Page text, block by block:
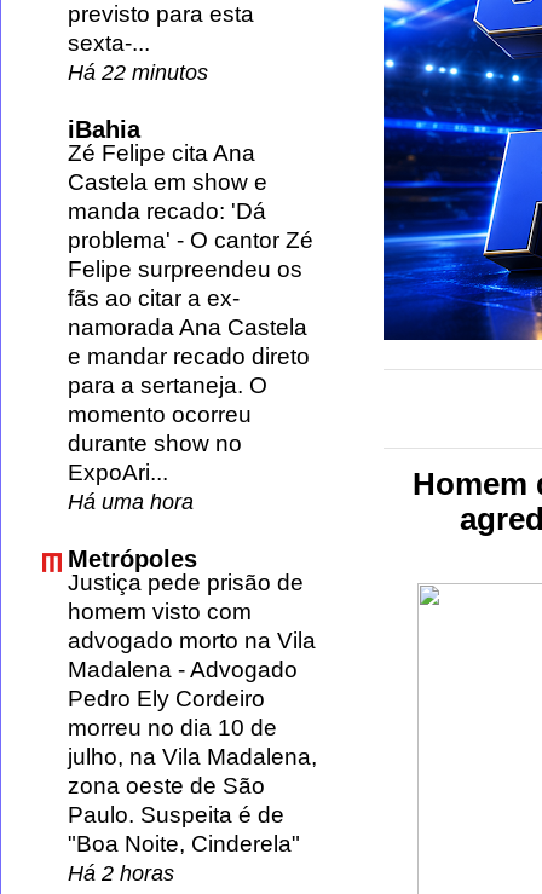
Homem
previsto para esta
sexta-...
Há 22 minutos
iBahia
Zé Felipe cita Ana
Castela em show e
manda recado: 'Dá
problema' - O cantor Zé
Felipe surpreendeu os
fãs ao citar a ex-
namorada Ana Castela
e mandar recado direto
para a sertaneja. O
momento ocorreu
durante show no
ExpoAri...
Há uma hora
Metrópoles
Justiça pede prisão de
homem visto com
advogado morto na Vila
Madalena -Advogado
Pedro Ely Cordeiro
morreu no dia 10 de
julho, na Vila Madalena,
zona oeste de São
Paulo. Suspeita é de
"Boa Noite, Cinderela"
Há 2 horas